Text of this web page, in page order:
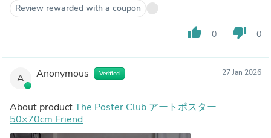
Review rewarded with a coupon
thumb_up 0 thumb_down 0
A Anonymous Verified 27 Jan 2026
About productThe Poster Club アートポスター
50×70cm Friend